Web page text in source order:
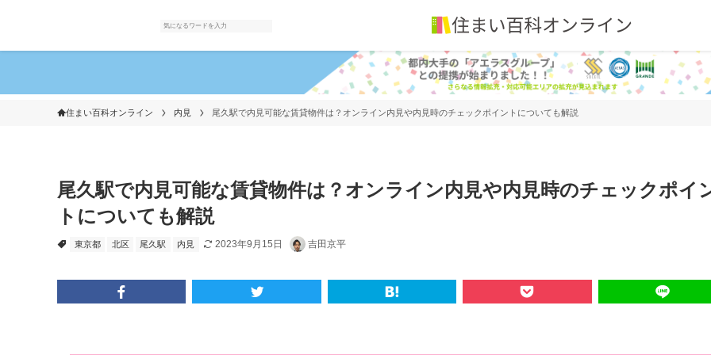
住まい百科オンライン 内見 尾久駅で内見可能な賃貸物件は？オンライン内見や内見時のチェックポイントについても解説
尾久駅で内見可能な賃貸物件は？オンライン内見や内見時のチェックポイ
トについても解説
東京都 北区 尾久駅 内見 2023年9月15日 吉田京平